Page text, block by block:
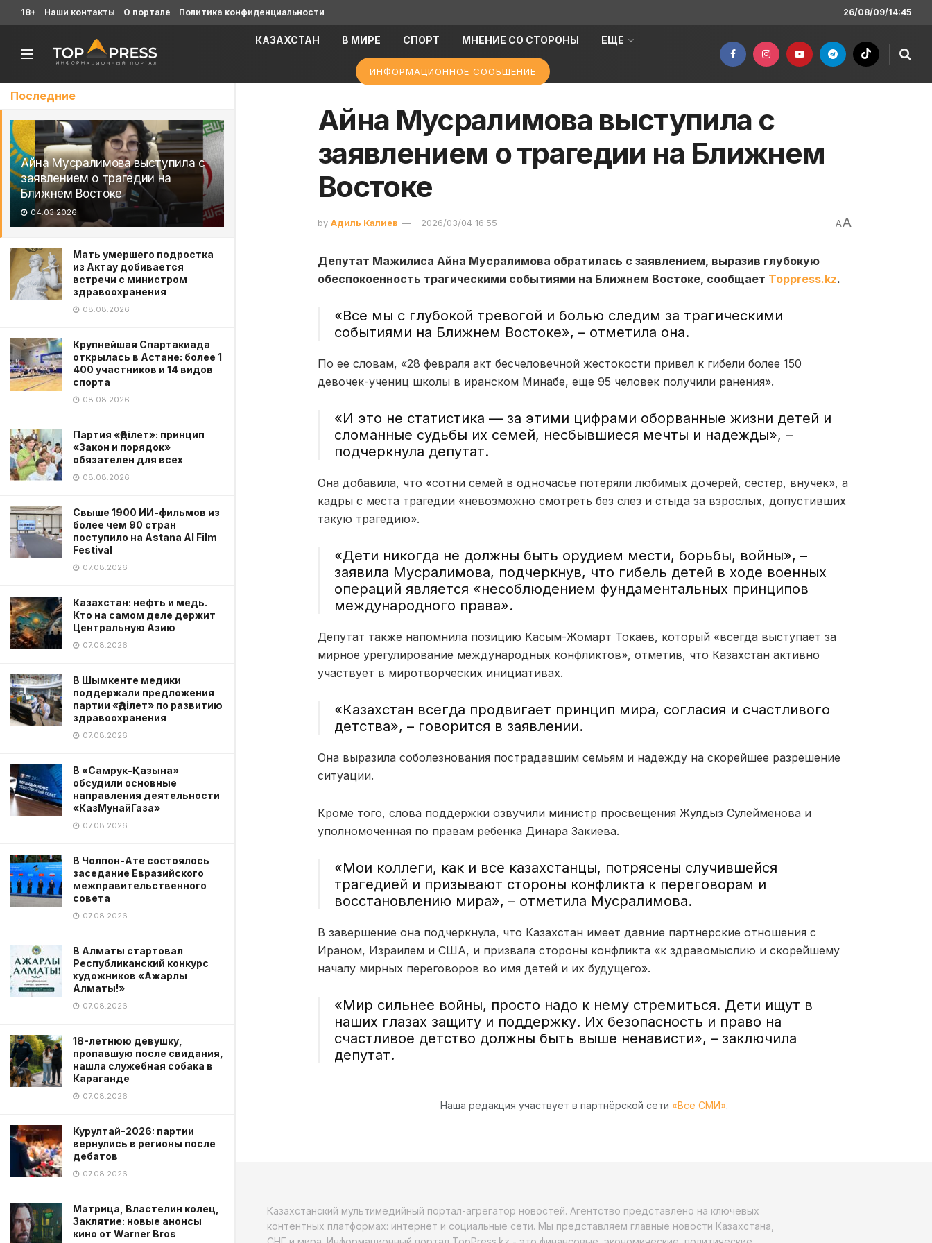
Последние
Айна Мусралимова выступила с
заявлением о трагедии на
Ближнем Востоке
04.03.2026
Мать умершего подростка
из Актау добивается
встречи с министром
здравоохранения
08.08.2026
Крупнейшая Спартакиада
открылась в Астане: более 1
400 участников и 14 видов
спорта
08.08.2026
Партия «Әділет»: принцип
«Закон и порядок»
обязателен для всех
08.08.2026
Свыше 1900 ИИ-фильмов из
более чем 90 стран
поступило на Astana AI Film
Festival
07.08.2026
Казахстан: нефть и медь.
Кто на самом деле держит
Центральную Азию
07.08.2026
В Шымкенте медики
поддержали предложения
партии «Әділет» по развитию
здравоохранения
07.08.2026
В «Самрук-Қазына»
обсудили основные
направления деятельности
«КазМунайГаза»
07.08.2026
В Чолпон-Ате состоялось
заседание Евразийского
межправительственного
совета
07.08.2026
В Алматы стартовал
Республиканский конкурс
художников «Ажарлы
Алматы!»
07.08.2026
18-летнюю девушку,
пропавшую после свидания,
нашла служебная собака в
Караганде
07.08.2026
Курултай-2026: партии
вернулись в регионы после
дебатов
07.08.2026
Матрица, Властелин колец,
Заклятие: новые анонсы
кино от Warner Bros
18+ Наши контакты О портале Политика конфиденциальности 26/08/09/14:45
КАЗАХСТАН В МИРЕ СПОРТ МНЕНИЕ СО СТОРОНЫ ЕЩЕ
ИНФОРМАЦИОННОЕ СООБЩЕНИЕ
Айна Мусралимова выступила с
заявлением о трагедии на Ближнем
Востоке
by Адиль Калиев 2026/03/04 16:55 AA
Депутат Мажилиса Айна Мусралимова обратилась с заявлением, выразив глубокую
обеспокоенность трагическими событиями на Ближнем Востоке, сообщает Toppress.kz.
«Все мы с глубокой тревогой и болью следим за трагическими
событиями на Ближнем Востоке», – отметила она.
По ее словам, «28 февраля акт бесчеловечной жестокости привел к гибели более 150
девочек-учениц школы в иранском Минабе, еще 95 человек получили ранения».
«И это не статистика — за этими цифрами оборванные жизни детей и
сломанные судьбы их семей, несбывшиеся мечты и надежды», –
подчеркнула депутат.
Она добавила, что «сотни семей в одночасье потеряли любимых дочерей, сестер, внучек», а
кадры с места трагедии «невозможно смотреть без слез и стыда за взрослых, допустивших
такую трагедию».
«Дети никогда не должны быть орудием мести, борьбы, войны», –
заявила Мусралимова, подчеркнув, что гибель детей в ходе военных
операций является «несоблюдением фундаментальных принципов
международного права».
Депутат также напомнила позицию Касым-Жомарт Токаев, который «всегда выступает за
мирное урегулирование международных конфликтов», отметив, что Казахстан активно
участвует в миротворческих инициативах.
«Казахстан всегда продвигает принцип мира, согласия и счастливого
детства», – говорится в заявлении.
Она выразила соболезнования пострадавшим семьям и надежду на скорейшее разрешение
ситуации.
Кроме того, слова поддержки озвучили министр просвещения Жулдыз Сулейменова и
уполномоченная по правам ребенка Динара Закиева.
«Мои коллеги, как и все казахстанцы, потрясены случившейся
трагедией и призывают стороны конфликта к переговорам и
восстановлению мира», – отметила Мусралимова.
В завершение она подчеркнула, что Казахстан имеет давние партнерские отношения с
Ираном, Израилем и США, и призвала стороны конфликта «к здравомыслию и скорейшему
началу мирных переговоров во имя детей и их будущего».
«Мир сильнее войны, просто надо к нему стремиться. Дети ищут в
наших глазах защиту и поддержку. Их безопасность и право на
счастливое детство должны быть выше ненависти», – заключила
депутат.
Наша редакция участвует в партнёрской сети «Все СМИ».
Казахстанский мультимедийный портал-агрегатор новостей. Агентство представлено на ключевых
контентных платформах: интернет и социальные сети. Мы представляем главные новости Казахстана,